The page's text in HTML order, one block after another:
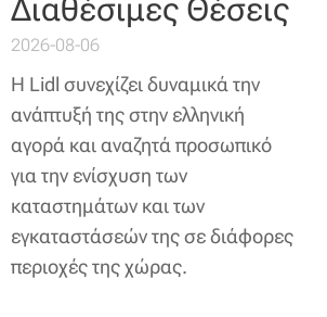
Διαθέσιμες Θέσεις
2026-08-06
Η Lidl συνεχίζει δυναμικά την
ανάπτυξή της στην ελληνική
αγορά και αναζητά προσωπικό
για την ενίσχυση των
καταστημάτων και των
εγκαταστάσεών της σε διάφορες
περιοχές της χώρας.